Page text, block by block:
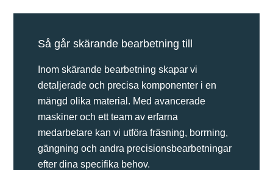
Så går skärande bearbetning till
Inom skärande bearbetning skapar vi
detaljerade och precisa komponenter i en
mängd olika material. Med avancerade
maskiner och ett team av erfarna
medarbetare kan vi utföra fräsning, borrning,
gängning och andra precisionsbearbetningar
efter dina specifika behov.